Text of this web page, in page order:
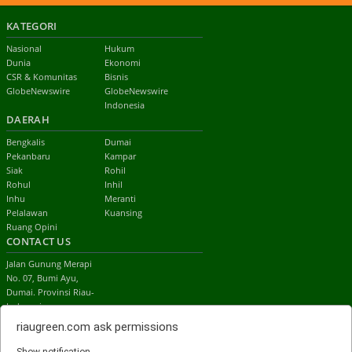
KATEGORI
Nasional
Hukum
Dunia
Ekonomi
CSR & Komunitas
Bisnis
GlobeNewswire
GlobeNewswire
Indonesia
DAERAH
Bengkalis
Dumai
Pekanbaru
Kampar
Siak
Rohil
Rohul
Inhil
Inhu
Meranti
Pelalawan
Kuansing
Ruang Opini
CONTACT US
Jalan Gunung Merapi
No. 07, Bumi Ayu,
Dumai. Provinsi Riau-
Indonesia
email:
redaksi.riaugreen@gmail.com
riaugreen.com ask permissions